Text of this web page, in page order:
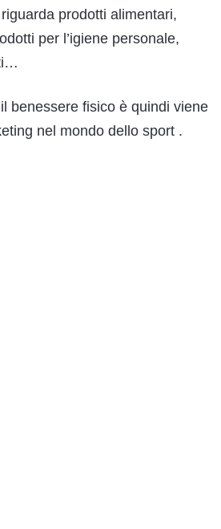
prodotti alimentari,
per l’igiene personale,
benessere fisico è quindi viene
nel mondo dello sport .